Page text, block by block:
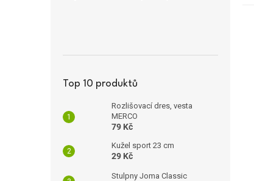
Top 10 produktů
Rozlišovací dres, vesta
MERCO
79 Kč
Kužel sport 23 cm
29 Kč
Stulpny Joma Classic